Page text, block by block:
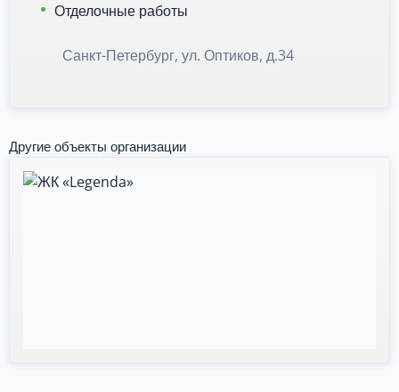
Отделочные работы
Санкт-Петербург, ул. Оптиков, д.34
Другие объекты организации